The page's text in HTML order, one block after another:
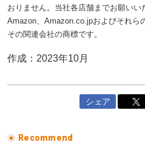
おりません。当社各店舗までお願いい
Amazon、Amazon.co.jpおよびそれら
その関連会社の商標です。
作成：2023年10月
シェア
Recommend